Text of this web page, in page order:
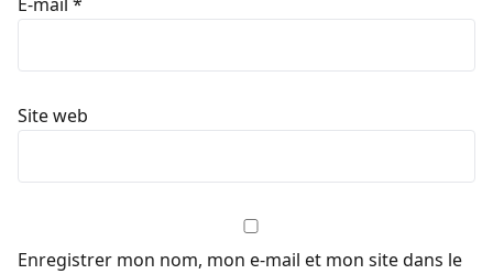
E-mail *
Site web
Enregistrer mon nom, mon e-mail et mon site dans le